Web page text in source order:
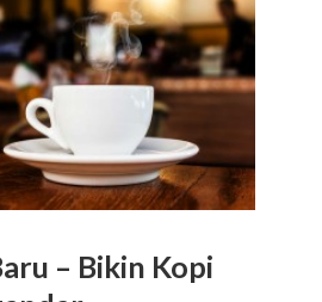
– Bikin Kopi